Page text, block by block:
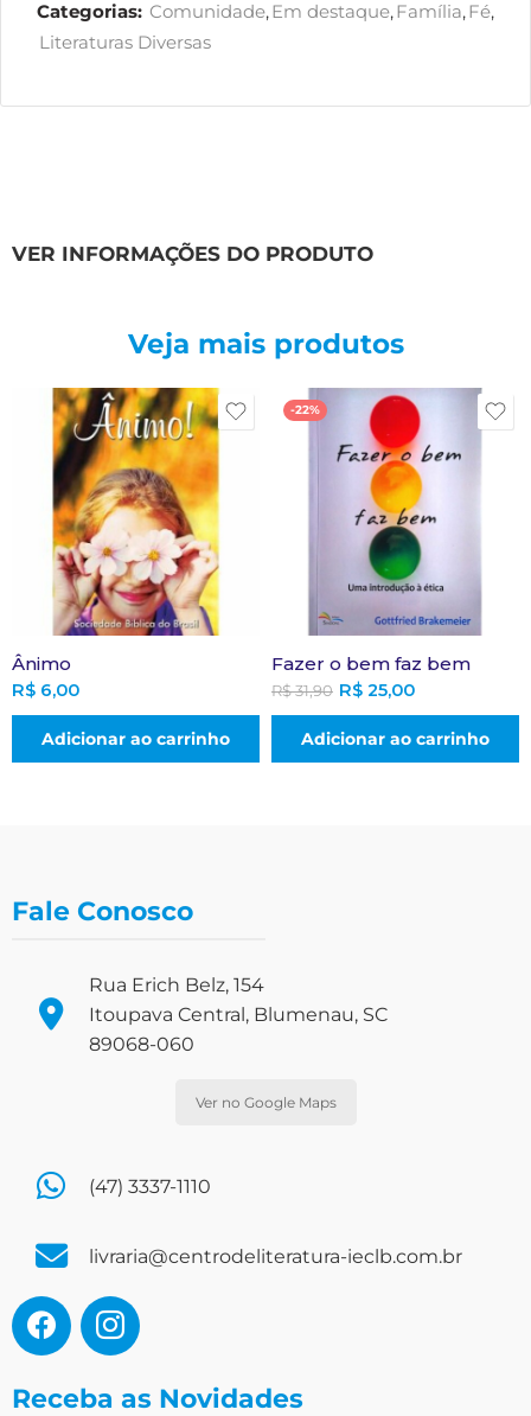
Categorias: Comunidade,Em destaque,Família,Fé,
Literaturas Diversas
VER INFORMAÇÕES DO PRODUTO
Veja mais produtos
Ânimo
R$ 6,00
Adicionar ao carrinho
-22%
Fazer o bem faz bem
R$31,90 R$ 25,00
Adicionar ao carrinho
Fale Conosco
Rua Erich Belz, 154
Itoupava Central, Blumenau, SC
89068-060
Ver no Google Maps
(47) 3337-1110
livraria@centrodeliteratura-ieclb.com.br
Receba as Novidades